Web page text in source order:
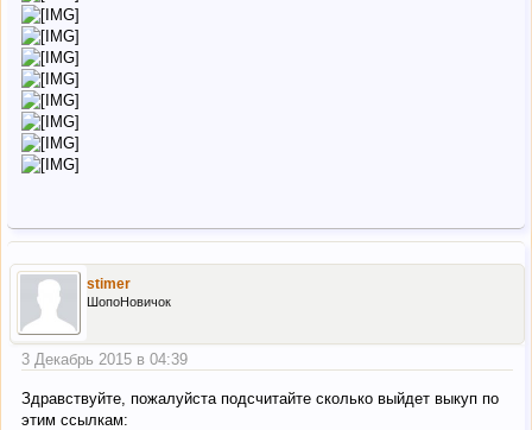
stimer
ШопоНовичок
3 Декабрь 2015 в 04:39
Здравствуйте, пожалуйста подсчитайте сколько выйдет выкуп по
этим ссылкам: